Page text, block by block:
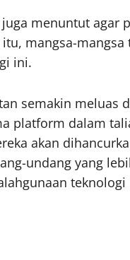
menuntut
mangsa-
ini.
semakin meluas
platform dalam
akan
undang yang
teknologi